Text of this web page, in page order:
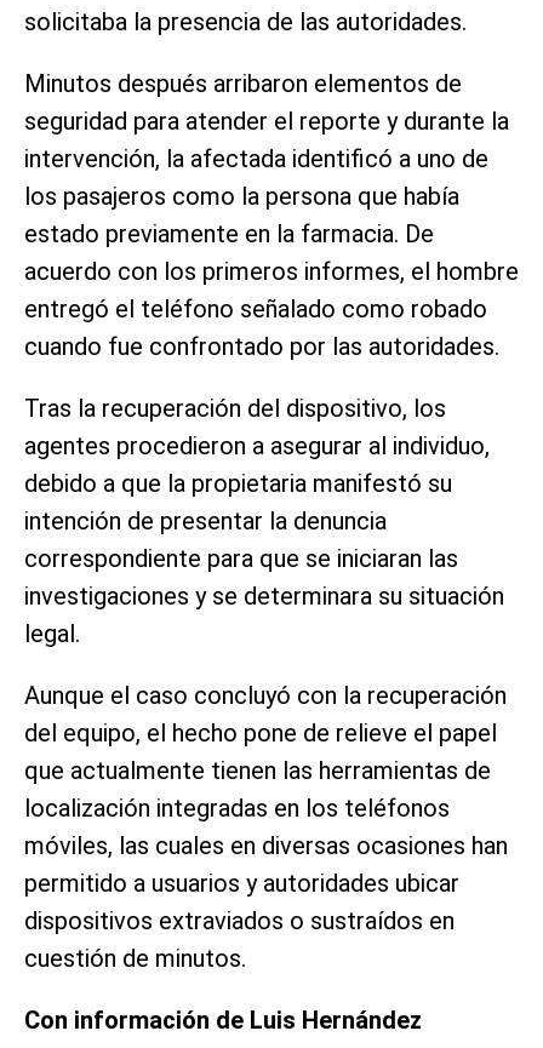
solicitaba la presencia de las autoridades.
Minutos después arribaron elementos de
seguridad para atender el reporte y durante la
intervención, la afectada identificó a uno de
los pasajeros como la persona que había
estado previamente en la farmacia. De
acuerdo con los primeros informes, el hombre
entregó el teléfono señalado como robado
cuando fue confrontado por las autoridades.
Tras la recuperación del dispositivo, los
agentes procedieron a asegurar al individuo,
debido a que la propietaria manifestó su
intención de presentar la denuncia
correspondiente para que se iniciaran las
investigaciones y se determinara su situación
legal.
Aunque el caso concluyó con la recuperación
del equipo, el hecho pone de relieve el papel
que actualmente tienen las herramientas de
localización integradas en los teléfonos
móviles, las cuales en diversas ocasiones han
permitido a usuarios y autoridades ubicar
dispositivos extraviados o sustraídos en
cuestión de minutos.
Con información de Luis Hernández